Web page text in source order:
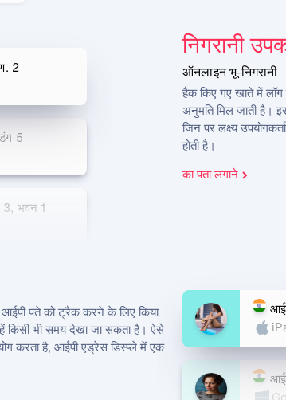
5
5
3, भवन 1
2
निगरानी
ऑनलाइन भू-निगरानी
हैक किए गए खाते में
अनुमति मिल जाती है।
जिन पर लक्ष्य
होती है।
का पता लगाने
पते को ट्रैक करने के लिए किया
किसी भी समय देखा जा सकता है। ऐसे
करता है, आईपी एड्रेस डिस्प्ले में एक